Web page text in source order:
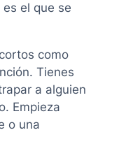
el que se
como
Tienes
a alguien
Empieza
o una